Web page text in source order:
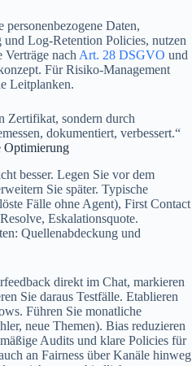
Daten,
Log‑Retention Policies, nutzen
Verträge nach Art. 28 DSGVO und
Für Risiko-Management
Leitplanken.
Zertifikat, sondern durch
dokumentiert, verbessert.“
Optimierung
besser. Legen Sie vor dem
Sie später. Typische
Fälle ohne Agent), First Contact
Eskalationsquote.
Quellenabdeckung und
direkt im Chat, markieren
Sie daraus Testfälle. Etablieren
Führen Sie monatliche
neue Themen). Bias reduzieren
Audits und klare Policies für
an Fairness über Kanäle hinweg